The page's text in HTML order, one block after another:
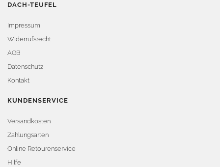
DACH-TEUFEL
Impressum
Widerrufsrecht
AGB
Datenschutz
Kontakt
KUNDENSERVICE
Versandkosten
Zahlungsarten
Online Retourenservice
Hilfe